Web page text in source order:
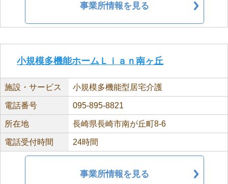
事業所情報を見る
小規模多機能ホームＬｉａｎ南ヶ丘
施設・サービス 小規模多機能型居宅介護
電話番号 095-895-8821
所在地 長崎県長崎市南が丘町8-6
電話受付時間 24時間
事業所情報を見る